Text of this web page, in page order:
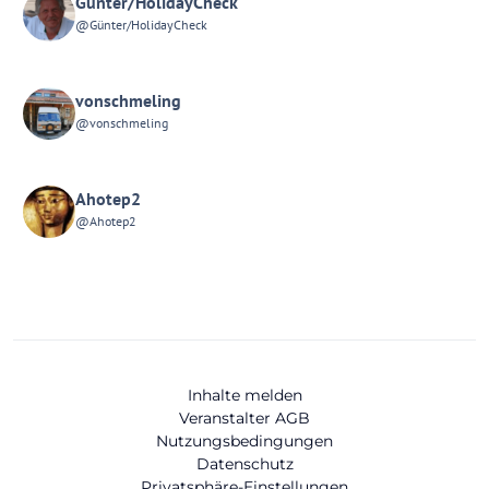
@Günter/HolidayCheck
vonschmeling
@vonschmeling
Ahotep2
@Ahotep2
Inhalte melden
Veranstalter AGB
Nutzungsbedingungen
Datenschutz